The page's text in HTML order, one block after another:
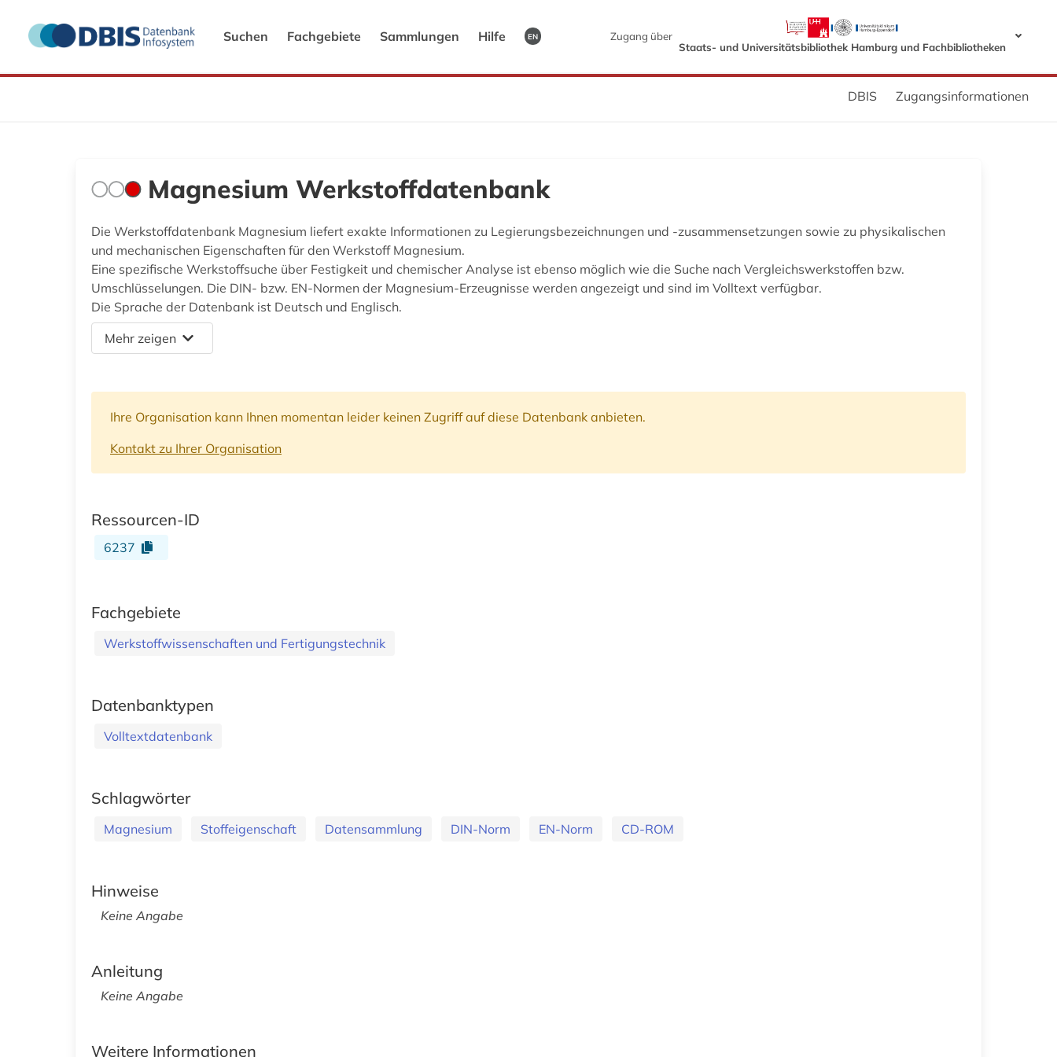
Suchen Fachgebiete Sammlungen Hilfe EN
Zugang über
Staats- und Universitätsbibliothek Hamburg und Fachbibliotheken
DBIS Zugangsinformationen
Magnesium Werkstoffdatenbank
Die Werkstoffdatenbank Magnesium liefert exakte Informationen zu Legierungsbezeichnungen und -zusammensetzungen sowie zu physikalischen
und mechanischen Eigenschaften für den Werkstoff Magnesium.
Eine spezifische Werkstoffsuche über Festigkeit und chemischer Analyse ist ebenso möglich wie die Suche nach Vergleichswerkstoffen bzw.
Umschlüsselungen. Die DIN- bzw. EN-Normen der Magnesium-Erzeugnisse werden angezeigt und sind im Volltext verfügbar.
Die Sprache der Datenbank ist Deutsch und Englisch.
Mehr zeigen
Ihre Organisation kann Ihnen momentan leider keinen Zugriff auf diese Datenbank anbieten.
Kontakt zu Ihrer Organisation
Ressourcen-ID
6237
Fachgebiete
Werkstoffwissenschaften und Fertigungstechnik
Datenbanktypen
Volltextdatenbank
Schlagwörter
Magnesium Stoffeigenschaft Datensammlung DIN-Norm EN-Norm CD-ROM
Hinweise
Keine Angabe
Anleitung
Keine Angabe
Weitere Informationen